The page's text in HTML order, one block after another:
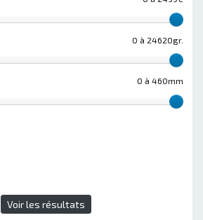
0 à 24620gr.
0 à 460mm
Voir les résultats